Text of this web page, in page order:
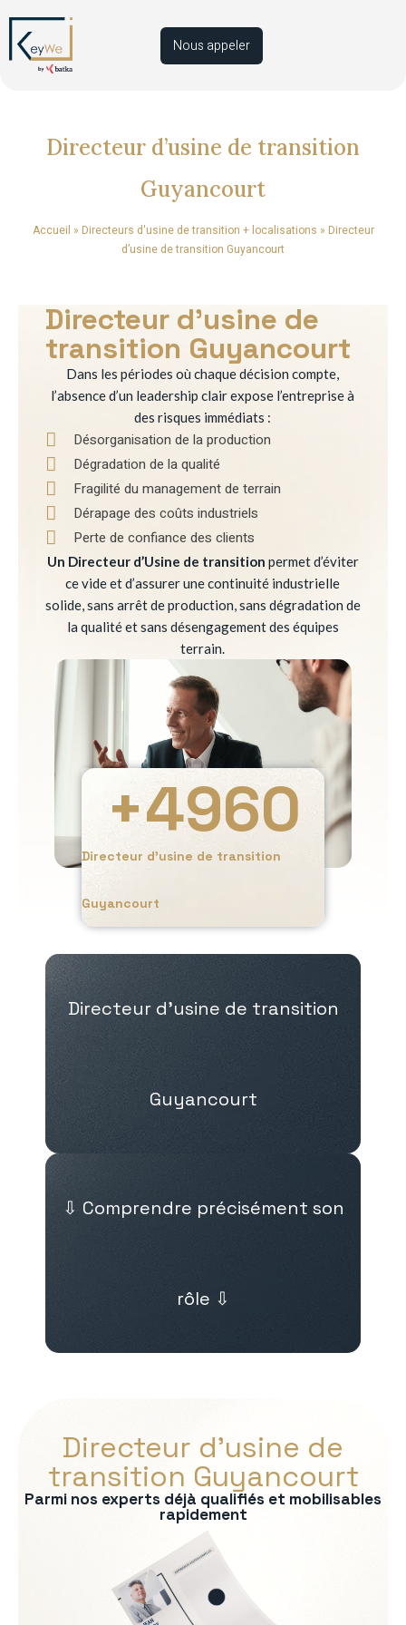
Nous appeler
Directeur d’usine de transition
Guyancourt
Accueil » Directeurs d'usine de transition + localisations » Directeur
d’usine de transition Guyancourt
Directeur d’usine de
transition Guyancourt
Dans les périodes où chaque décision compte,
l’absence d’un leadership clair expose l’entreprise à
des risques immédiats :
Désorganisation de la production
Dégradation de la qualité
Fragilité du management de terrain
Dérapage des coûts industriels
Perte de confiance des clients
Un Directeur d’Usine de transition permet d’éviter
ce vide et d’assurer une continuité industrielle
solide, sans arrêt de production, sans dégradation de
la qualité et sans désengagement des équipes
terrain.
Directeur d’usine de transition
Guyancourt
+4960
Directeur d’usine de transition
Guyancourt
⇩ Comprendre précisément son
rôle ⇩
Directeur d’usine de
transition Guyancourt
Parmi nos experts déjà qualifiés et mobilisables
rapidement